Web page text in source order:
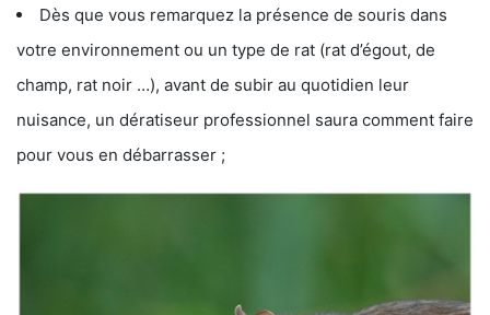
Dès que vous remarquez la présence de souris dans
votre environnement ou un type de rat (rat d’égout, de
champ, rat noir …), avant de subir au quotidien leur
nuisance, un dératiseur professionnel saura comment faire
pour vous en débarrasser ;